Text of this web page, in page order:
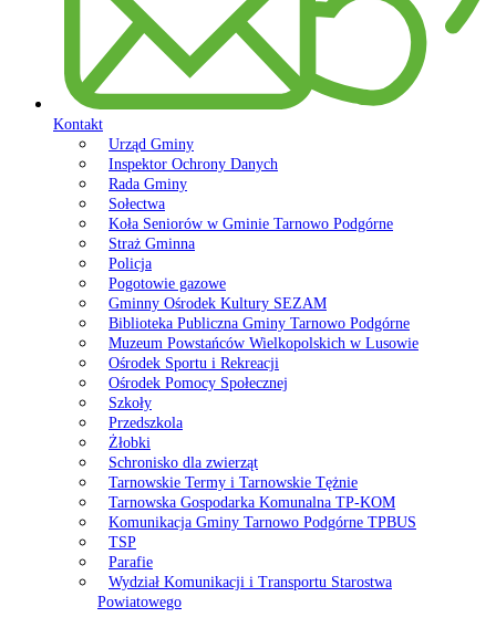
Kontakt
Urząd Gminy
Inspektor Ochrony Danych
Rada Gminy
Sołectwa
Koła Seniorów w Gminie Tarnowo Podgórne
Straż Gminna
Policja
Pogotowie gazowe
Gminny Ośrodek Kultury SEZAM
Biblioteka Publiczna Gminy Tarnowo Podgórne
Muzeum Powstańców Wielkopolskich w Lusowie
Ośrodek Sportu i Rekreacji
Ośrodek Pomocy Społecznej
Szkoły
Przedszkola
Żłobki
Schronisko dla zwierząt
Tarnowskie Termy i Tarnowskie Tężnie
Tarnowska Gospodarka Komunalna TP-KOM
Komunikacja Gminy Tarnowo Podgórne TPBUS
TSP
Parafie
Wydział Komunikacji i Transportu Starostwa
Powiatowego